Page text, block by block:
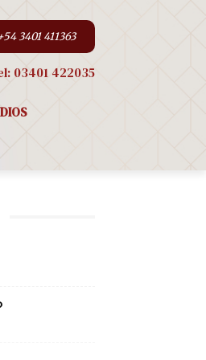
3401 411363
03401 422035